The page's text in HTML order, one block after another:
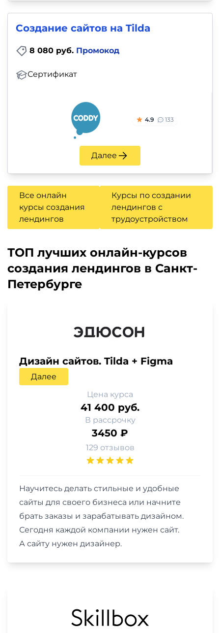
Создание сайтов на Tilda
8 080 руб. Промокод
Сертификат
4.9 133
Далее
Все онлайн
курсы создания
лендингов
Курсы по создании
лендингов с
трудоустройством
ТОП лучших онлайн-курсов
создания лендингов в Санкт-
Петербурге
Дизайн сайтов. Tilda + Figma
Далее
Цена курса
41 400 руб.
В рассрочку
3450 ₽
129 отзывов
Научитесь делать стильные и удобные
сайты для своего бизнеса или начните
брать заказы и зарабатывать дизайном.
Сегодня каждой компании нужен сайт.
А сайту нужен дизайнер.